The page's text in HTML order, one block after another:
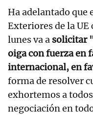
Ha adelantado que
Exteriores de la UE
lunes va a solicitar
oiga con fuerza en
internacional, en
forma de resolver
exhortemos a
negociación en